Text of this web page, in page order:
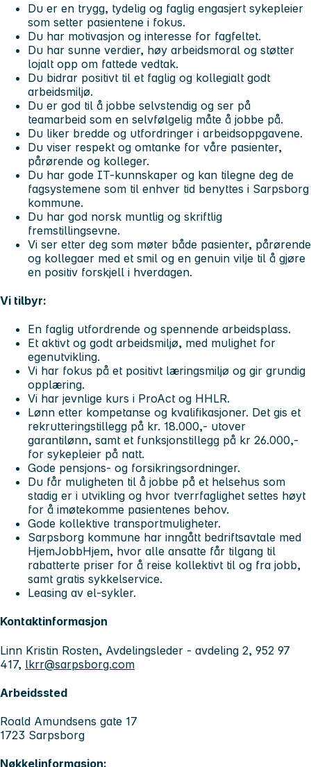
Du er en trygg, tydelig og faglig engasjert sykepleier
som setter pasientene i fokus.
Du har motivasjon og interesse for fagfeltet.
Du har sunne verdier, høy arbeidsmoral og støtter
lojalt opp om fattede vedtak.
Du bidrar positivt til et faglig og kollegialt godt
arbeidsmiljø.
Du er god til å jobbe selvstendig og ser på
teamarbeid som en selvfølgelig måte å jobbe på.
Du liker bredde og utfordringer i arbeidsoppgavene.
Du viser respekt og omtanke for våre pasienter,
pårørende og kolleger.
Du har gode IT-kunnskaper og kan tilegne deg de
fagsystemene som til enhver tid benyttes i Sarpsborg
kommune.
Du har god norsk muntlig og skriftlig
fremstillingsevne.
Vi ser etter deg som møter både pasienter, pårørende
og kollegaer med et smil og en genuin vilje til å gjøre
en positiv forskjell i hverdagen.
Vi tilbyr:
En faglig utfordrende og spennende arbeidsplass.
Et aktivt og godt arbeidsmiljø, med mulighet for
egenutvikling.
Vi har fokus på et positivt læringsmiljø og gir grundig
opplæring.
Vi har jevnlige kurs i ProAct og HHLR.
Lønn etter kompetanse og kvalifikasjoner. Det gis et
rekrutteringstillegg på kr. 18.000,- utover
garantilønn, samt et funksjonstillegg på kr 26.000,-
for sykepleier på natt.
Gode pensjons- og forsikringsordninger.
Du får muligheten til å jobbe på et helsehus som
stadig er i utvikling og hvor tverrfaglighet settes høyt
for å imøtekomme pasientenes behov.
Gode kollektive transportmuligheter.
Sarpsborg kommune har inngått bedriftsavtale med
HjemJobbHjem, hvor alle ansatte får tilgang til
rabatterte priser for å reise kollektivt til og fra jobb,
samt gratis sykkelservice.
Leasing av el-sykler.
Kontaktinformasjon
Linn Kristin Rosten, Avdelingsleder - avdeling 2, 952 97
417, lkrr@sarpsborg.com
Arbeidssted
Roald Amundsens gate 17
1723 Sarpsborg
Nøkkelinformasjon: